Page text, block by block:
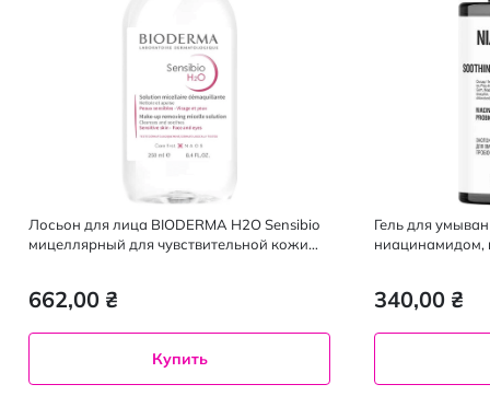
Лосьон для лица BIODERMA H2O Sensibio
мицеллярный для чувствительной кожи
662,00 ₴
Купить
Гель для
ниацинамидом,
340,00 ₴